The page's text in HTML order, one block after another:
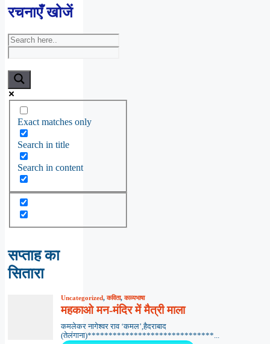
रचनाएँ खोजें
Exact matches only
Search in title
Search in content
सप्ताह का
सितारा